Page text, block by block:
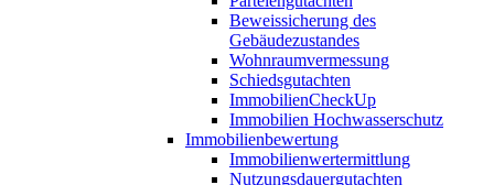
Beweissicherung des
Gebäudezustandes
Wohnraumvermessung
Schiedsgutachten
ImmobilienCheckUp
Immobilien Hochwasserschutz
Immobilienbewertung
Immobilienwertermittlung
Nutzungsdauergutachten